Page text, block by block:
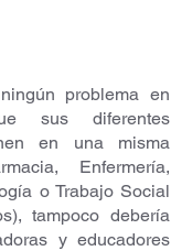
problema en
sus diferentes
en una misma
Enfermería,
o Trabajo Social
tampoco debería
y educadores